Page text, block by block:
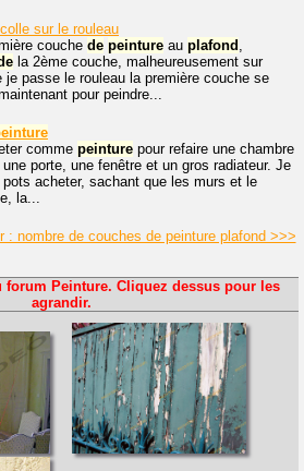
sur le rouleau
couche de peinture au plafond ,
la 2ème couche, malheureusement sur
je passe le rouleau la première couche se
pour peindre...
comme peinture pour refaire une chambre
porte, une fenêtre et un gros radiateur. Je
pots acheter, sachant que les murs et le
la...
nombre de couches de peinture plafond >>>
forum Peinture. Cliquez dessus pour les
agrandir.